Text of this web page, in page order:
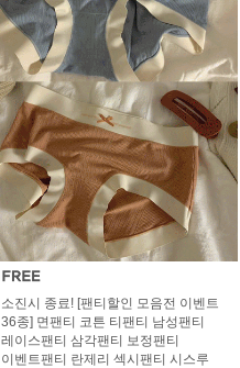
소진시 종료! [팬티할인 모음전 이벤트
36종] 면팬티 코튼 티팬티 남성팬티
레이스팬티 삼각팬티 보정팬티
이벤트팬티 란제리 섹시팬티 시스루